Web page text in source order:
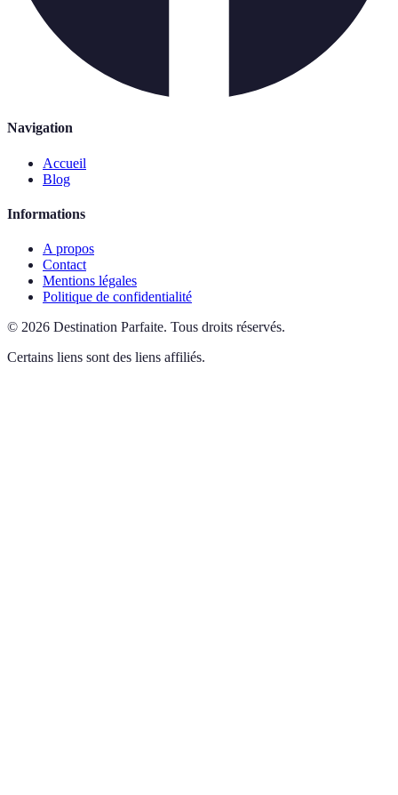
Navigation
Accueil
Blog
Informations
A propos
Contact
Mentions légales
Politique de confidentialité
© 2026 Destination Parfaite. Tous droits réservés.
Certains liens sont des liens affiliés.